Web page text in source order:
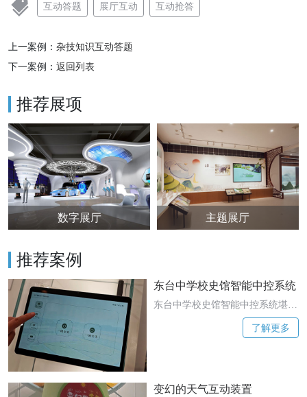
互动答题 展厅互动 互动抢答
上一案例： 杂技知识互动答题
下一案例： 返回列表
推荐展项
数字展厅 主题展厅
推荐案例
东台中学校史馆智能中控系统
东台中学校史馆智能中控系统堪称
幕后的 “智慧大脑”，全方位提升了
展示与管理效率。它整合了校史馆
了解更多
变幻的天气互动装置